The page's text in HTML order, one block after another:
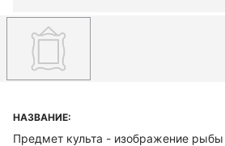
НАЗВАНИЕ:
Предмет культа - изображение рыбы